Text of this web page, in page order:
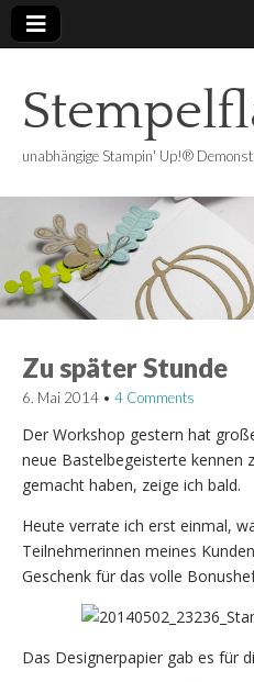
unabhängige Stampin' Up!®
Zu später Stunde
6. Mai 2014 • 4 Comments
Der Workshop gestern hat
neue Bastelbegeisterte kennen
gemacht haben, zeige ich bald.
Heute verrate ich erst einmal,
Teilnehmerinnen meines
Geschenk für das volle
Das Designerpapier gab es für